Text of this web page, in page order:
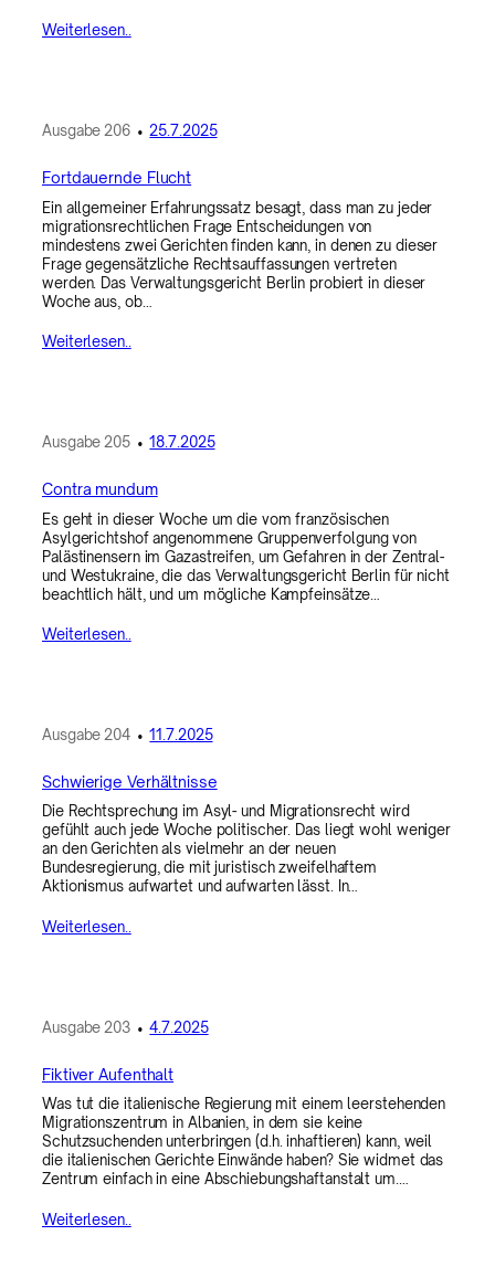
Weiterlesen..
Ausgabe206•25.7.2025
Fortdauernde Flucht
Ein allgemeiner Erfahrungssatz besagt, dass man zu jeder
migrationsrechtlichen Frage Entscheidungen von
mindestens zwei Gerichten finden kann, in denen zu dieser
Frage gegensätzliche Rechtsauffassungen vertreten
werden. Das Verwaltungsgericht Berlin probiert in dieser
Woche aus, ob…
Weiterlesen..
Ausgabe205•18.7.2025
Contra mundum
Es geht in dieser Woche um die vom französischen
Asylgerichtshof angenommene Gruppenverfolgung von
Palästinensern im Gazastreifen, um Gefahren in der Zentral-
und Westukraine, die das Verwaltungsgericht Berlin für nicht
beachtlich hält, und um mögliche Kampfeinsätze…
Weiterlesen..
Ausgabe204•11.7.2025
Schwierige Verhältnisse
Die Rechtsprechung im Asyl- und Migrationsrecht wird
gefühlt auch jede Woche politischer. Das liegt wohl weniger
an den Gerichten als vielmehr an der neuen
Bundesregierung, die mit juristisch zweifelhaftem
Aktionismus aufwartet und aufwarten lässt. In…
Weiterlesen..
Ausgabe203•4.7.2025
Fiktiver Aufenthalt
Was tut die italienische Regierung mit einem leerstehenden
Migrationszentrum in Albanien, in dem sie keine
Schutzsuchenden unterbringen (d.h. inhaftieren) kann, weil
die italienischen Gerichte Einwände haben? Sie widmet das
Zentrum einfach in eine Abschiebungshaftanstalt um.…
Weiterlesen..